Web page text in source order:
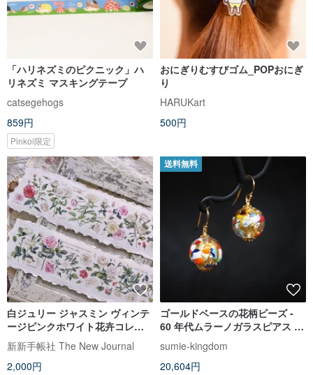
「ハリネズミのピクニック」ハ
リネズミ マスキングテープ
catsegehogs
859円
Pinkoi限定
おにぎりむすびゴム_POPおにぎ
り
HARUKart
500円
白ジュリー ジャスミン ヴィンテ
ージピンクホワイト花卉コレク
ション PET & 和紙テープ
新新手帳社 The New Journal
2,000円
送料無料
ゴールドベースの花柄ビーズ -
60 年代ムラーノガラスピアス -
スミ・ジュール SJE028
sumie-kingdom
20,604円